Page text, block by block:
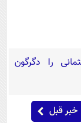
را دگرگون
خبر قبل